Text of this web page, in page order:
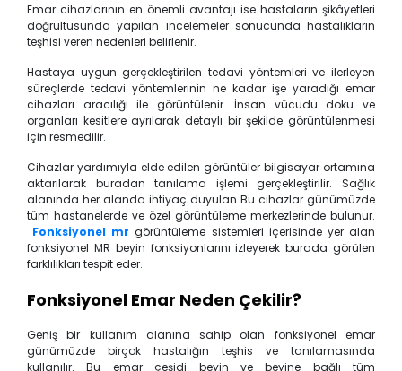
Emar cihazlarının en önemli avantajı ise hastaların şikâyetleri
doğrultusunda yapılan incelemeler sonucunda hastalıkların
teşhisi veren nedenleri belirlenir.
Hastaya uygun gerçekleştirilen tedavi yöntemleri ve ilerleyen
süreçlerde tedavi yöntemlerinin ne kadar işe yaradığı emar
cihazları aracılığı ile görüntülenir. İnsan vücudu doku ve
organları kesitlere ayrılarak detaylı bir şekilde görüntülenmesi
için resmedilir.
Cihazlar yardımıyla elde edilen görüntüler bilgisayar ortamına
aktarılarak buradan tanılama işlemi gerçekleştirilir. Sağlık
alanında her alanda ihtiyaç duyulan Bu cihazlar günümüzde
tüm hastanelerde ve özel görüntüleme merkezlerinde bulunur.
Fonksiyonel mr görüntüleme sistemleri içerisinde yer alan
fonksiyonel MR beyin fonksiyonlarını izleyerek burada görülen
farklılıkları tespit eder.
Fonksiyonel Emar Neden Çekilir?
Geniş bir kullanım alanına sahip olan fonksiyonel emar
günümüzde birçok hastalığın teşhis ve tanılamasında
kullanılır. Bu emar çeşidi beyin ve beyine bağlı tüm